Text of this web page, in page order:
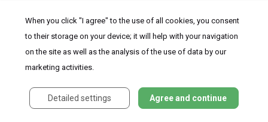
When you click "I agree" to the use of all cookies, you consent
to their storage on your device; it will help with your navigation
on the site as well as the analysis of the use of data by our
marketing activities.
Detailed settings Agree and continue